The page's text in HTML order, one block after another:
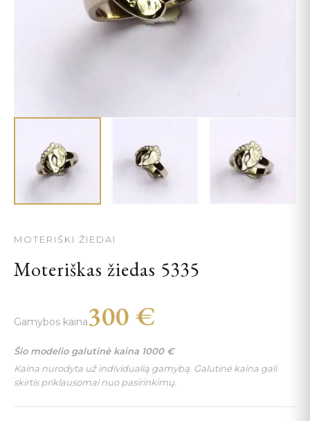
MOTERIŠKI ŽIEDAI
Moteriškas žiedas 5335
Gamybos kaina300 €
Šio modelio galutinė kaina 1000 €
Kaina nurodyta už individualią gamybą. Galutinė kaina gali
skirtis priklausomai nuo pasirinkimų.